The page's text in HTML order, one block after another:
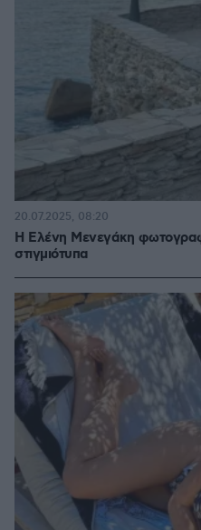
Η Ελένη Μενεγάκη
στιγμιότυπα
20.07.2025, 08:20